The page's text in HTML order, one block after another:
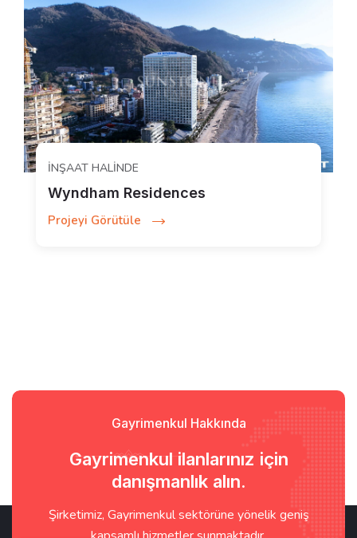
İNŞAAT HALINDE
Wyndham Residences
Projeyi Görütüle
Gayrimenkul Hakkında
Gayrimenkul ilanlarınız için
danışmanlık alın.
Şirketimiz, Gayrimenkul sektörüne yönelik geniş